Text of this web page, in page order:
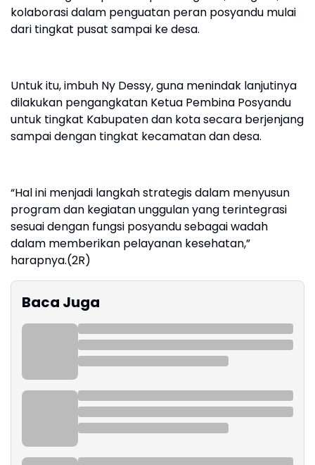
kolaborasi dalam penguatan peran posyandu mulai
dari tingkat pusat sampai ke desa.
Untuk itu, imbuh Ny Dessy, guna menindak lanjutinya
dilakukan pengangkatan Ketua Pembina Posyandu
untuk tingkat Kabupaten dan kota secara berjenjang
sampai dengan tingkat kecamatan dan desa.
“Hal ini menjadi langkah strategis dalam menyusun
program dan kegiatan unggulan yang terintegrasi
sesuai dengan fungsi posyandu sebagai wadah
dalam memberikan pelayanan kesehatan,”
harapnya.(2R)
Baca Juga